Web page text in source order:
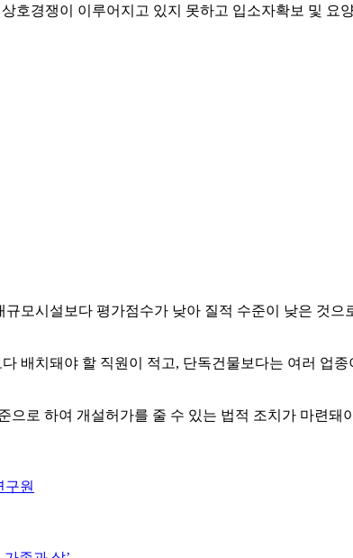
호경쟁이 이루어지고 있지 못하고 입소자확보 및
모시설보다 평가점수가 낮아 질적 수준이 낮은 것
배치돼야 할 직원이 적고, 단독건물보다는 여러 업
으로 하여 개설허가를 줄 수 있는 법적 조치가 마련
구원